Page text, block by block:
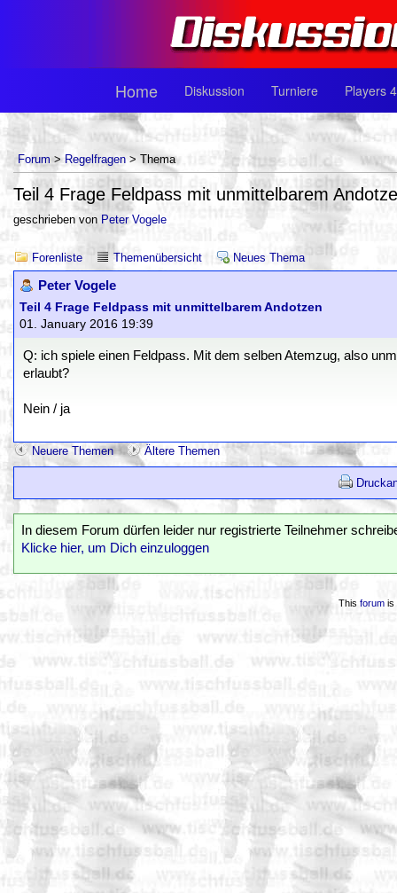
Home Diskussion Turniere Players
Forum > Regelfragen > Thema
Teil 4 Frage Feldpass mit unmittelbarem
geschrieben von Peter Vogele
Forenliste Themenübersicht Neues Thema
Peter Vogele
Teil 4 Frage Feldpass mit unmittelbarem Andotzen
01. January 2016 19:39
Q: ich spiele einen Feldpass. Mit dem selben Atemzug, also
erlaubt?
Nein / ja
Neuere Themen Ältere Themen
In diesem Forum dürfen leider nur registrierte Teilnehmer
Klicke hier, um Dich einzuloggen
This forumis